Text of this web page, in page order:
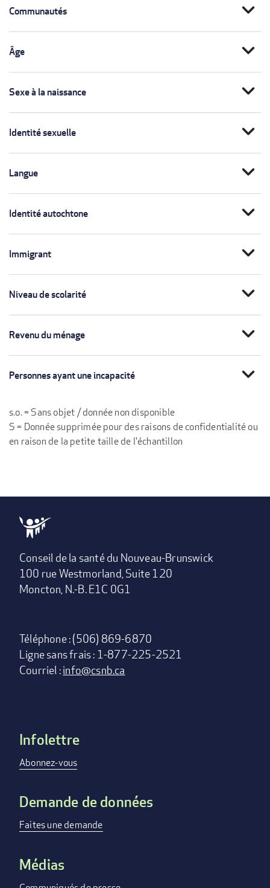
Communautés expand_more
Âge expand_more
Sexe à la naissance expand_more
Identité sexuelle expand_more
Langue expand_more
Identité autochtone expand_more
Immigrant expand_more
Niveau de scolarité expand_more
Revenu du ménage expand_more
Personnes ayant une incapacité expand_more
s.o. = Sans objet / donnée non disponible
S = Donnée supprimée pour des raisons de confidentialité ou
en raison de la petite taille de l'échantillon
Conseil de la santé du Nouveau-Brunswick
100 rue Westmorland, Suite 120
Moncton, N.-B. E1C 0G1
Téléphone : (506) 869-6870
Ligne sans frais : 1-877-225-2521
Courriel :info@csnb.ca
Footer
menu
Infolettre
Abonnez-vous
Demande de données
Faites une demande
Médias